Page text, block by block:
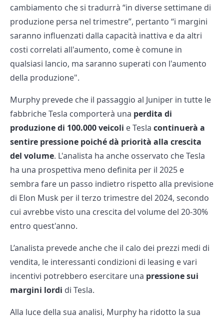
cambiamento che si tradurrà “in diverse settimane di
produzione persa nel trimestre”, pertanto “i margini
saranno influenzati dalla capacità inattiva e da altri
costi correlati all'aumento, come è comune in
qualsiasi lancio, ma saranno superati con l'aumento
della produzione".
Murphy prevede che il passaggio al Juniper in tutte le
fabbriche Tesla comporterà una perdita di
produzione di 100.000 veicoli e Tesla continuerà a
sentire pressione poiché dà priorità alla crescita
del volume. L'analista ha anche osservato che Tesla
ha una prospettiva meno definita per il 2025 e
sembra fare un passo indietro rispetto alla previsione
di Elon Musk per il terzo trimestre del 2024, secondo
cui avrebbe visto una crescita del volume del 20-30%
entro quest'anno.
L’analista prevede anche che il calo dei prezzi medi di
vendita, le interessanti condizioni di leasing e vari
incentivi potrebbero esercitare una pressione sui
margini lordi di Tesla.
Alla luce della sua analisi, Murphy ha ridotto la sua